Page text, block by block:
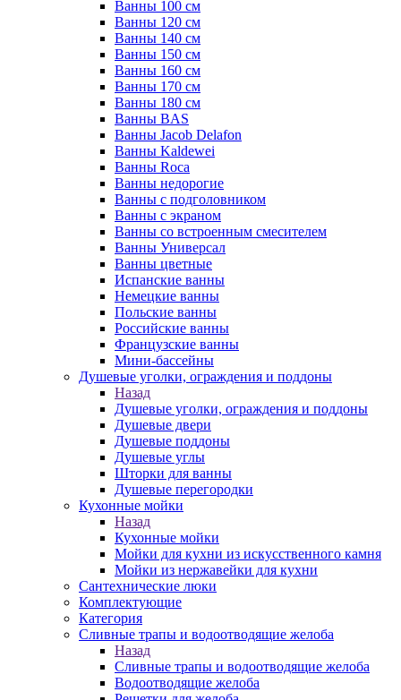
Ванны 100 см
Ванны 120 см
Ванны 140 см
Ванны 150 см
Ванны 160 см
Ванны 170 см
Ванны 180 см
Ванны BAS
Ванны Jacob Delafon
Ванны Kaldewei
Ванны Roca
Ванны недорогие
Ванны с подголовником
Ванны с экраном
Ванны со встроенным смесителем
Ванны Универсал
Ванны цветные
Испанские ванны
Немецкие ванны
Польские ванны
Российские ванны
Французские ванны
Мини-бассейны
Душевые уголки, ограждения и поддоны
Назад
Душевые уголки, ограждения и поддоны
Душевые двери
Душевые поддоны
Душевые углы
Шторки для ванны
Душевые перегородки
Кухонные мойки
Назад
Кухонные мойки
Мойки для кухни из искусственного камня
Мойки из нержавейки для кухни
Сантехнические люки
Комплектующие
Категория
Cливные трапы и водоотводящие желоба
Назад
Cливные трапы и водоотводящие желоба
Водоотводящие желоба